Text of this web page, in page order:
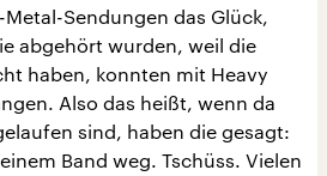
Sendungen das Glück,
abgehört wurden, weil die
haben, konnten mit Heavy
Also das heißt, wenn da
sind, haben die gesagt:
Band weg. Tschüss. Vielen